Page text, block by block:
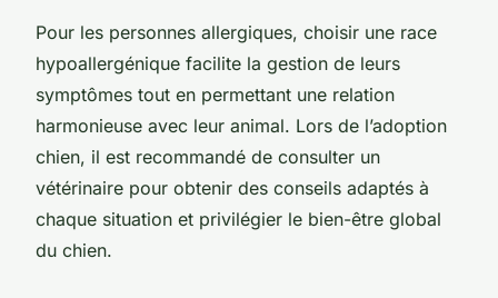
Pour les personnes allergiques, choisir une race
hypoallergénique facilite la gestion de leurs
symptômes tout en permettant une relation
harmonieuse avec leur animal. Lors de l’adoption
chien, il est recommandé de consulter un
vétérinaire pour obtenir des conseils adaptés à
chaque situation et privilégier le bien-être global
du chien.